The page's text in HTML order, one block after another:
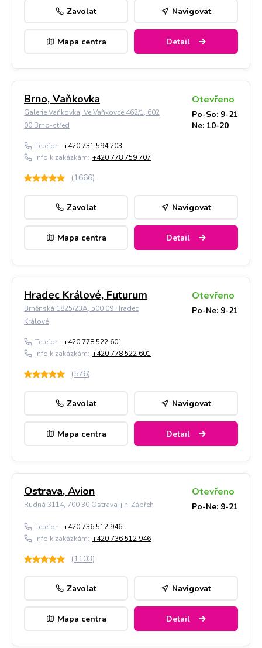
Zavolat Navigovat
Mapa centra Detail
Brno, Vaňkovka
Galerie Vaňkovka, Ve Vaňkovce 462/1, 602
00 Brno-střed
Otevřeno
Po-So: 9-21
Ne: 10-20
Telefon: +420 731 594 203
Info k zakázkám: +420 778 759 707
(1666)
Zavolat Navigovat
Mapa centra Detail
Hradec Králové, Futurum
Brněnská 1825/23A, 500 09 Hradec
Králové
Otevřeno
Po-Ne: 9-21
Telefon: +420 778 522 601
Info k zakázkám: +420 778 522 601
(576)
Zavolat Navigovat
Mapa centra Detail
Ostrava, Avion
Rudná 3114, 700 30 Ostrava-jih-Zábřeh
Otevřeno
Po-Ne: 9-21
Telefon: +420 736 512 946
Info k zakázkám: +420 736 512 946
(1103)
Zavolat Navigovat
Mapa centra Detail